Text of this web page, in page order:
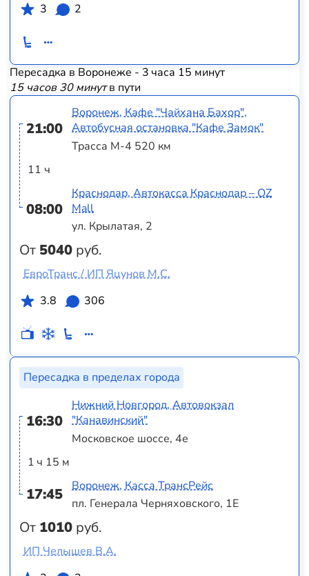
3 2
Пересадка в Воронеже - 3 часа 15 минут
15 часов 30 минутв пути
21:00
11 ч
08:00
От 5040 руб.
Воронеж, Кафе "Чайхана Бахор",
Автобусная остановка "Кафе Замок"
Трасса М-4 520 км
Краснодар, Автокасса Краснодар – OZ
Mall
ул. Крылатая, 2
ЕвроТранс / ИП Яцунов М.С.
3.8
306
Пересадка в пределах города
16:30
1 ч 15 м
17:45
От 1010 руб.
Нижний Новгород, Автовокзал
"Канавинский"
Московское шоссе, 4е
Воронеж, Касса ТрансРейс
пл. Генерала Черняховского, 1Е
ИП Челышев В.А.